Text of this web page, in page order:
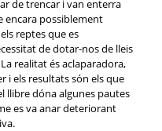
de trencar i van enterra
encara possiblement
reptes que es
de dotar-nos de lleis
realitat és aclaparadora,
i els resultats són els que
llibre dóna algunes pautes
es va anar deteriorant